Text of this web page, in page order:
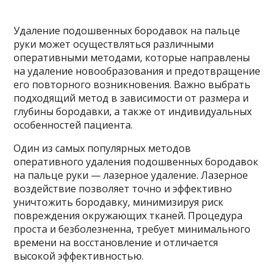
Удаление подошвенных бородавок на пальце
руки может осуществляться различными
оперативными методами, которые направлены
на удаление новообразования и предотвращение
его повторного возникновения. Важно выбрать
подходящий метод в зависимости от размера и
глубины бородавки, а также от индивидуальных
особенностей пациента.
Один из самых популярных методов
оперативного удаления подошвенных бородавок
на пальце руки — лазерное удаление. Лазерное
воздействие позволяет точно и эффективно
уничтожить бородавку, минимизируя риск
повреждения окружающих тканей. Процедура
проста и безболезненна, требует минимального
времени на восстановление и отличается
высокой эффективностью.